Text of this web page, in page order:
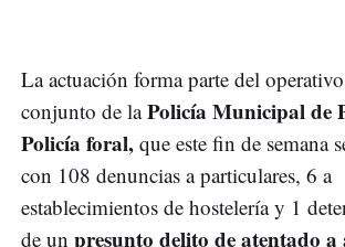
La actuación forma parte del
conjunto de laPolicía Municipal de
Policía foral, que este fin de semana
con 108 denuncias a particulares, 6 a
establecimientos de hostelería y 1
de un presunto delito de atentado a